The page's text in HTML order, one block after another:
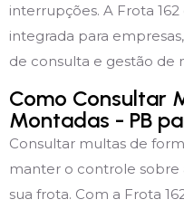
interrupções. A Frota
integrada para
de consulta e gestão de
Como Consultar
Montadas - PB
Consultar multas de
manter o controle sobre
sua frota. Com a Frota